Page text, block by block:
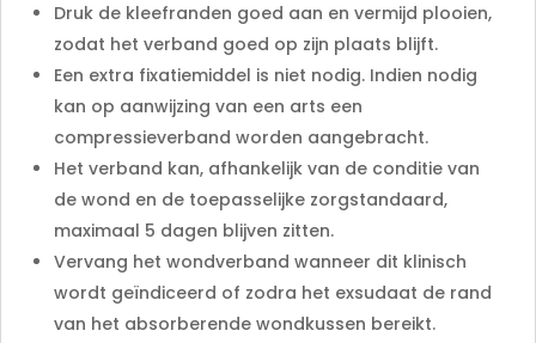
Druk de kleefranden goed aan en vermijd plooien,
zodat het verband goed op zijn plaats blijft.
Een extra fixatiemiddel is niet nodig. Indien nodig
kan op aanwijzing van een arts een
compressieverband worden aangebracht.
Het verband kan, afhankelijk van de conditie van
de wond en de toepasselijke zorgstandaard,
maximaal 5 dagen blijven zitten.
Vervang het wondverband wanneer dit klinisch
wordt geïndiceerd of zodra het exsudaat de rand
van het absorberende wondkussen bereikt.